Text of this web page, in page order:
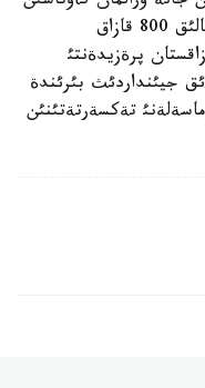
راسئمدةؤدةن زارداپ شةككةن موثعوليالئق 800 قازاق
پرةزيدةنتئ
جيئنداردئث بئرئندة
تةكسةرتةتئنئن